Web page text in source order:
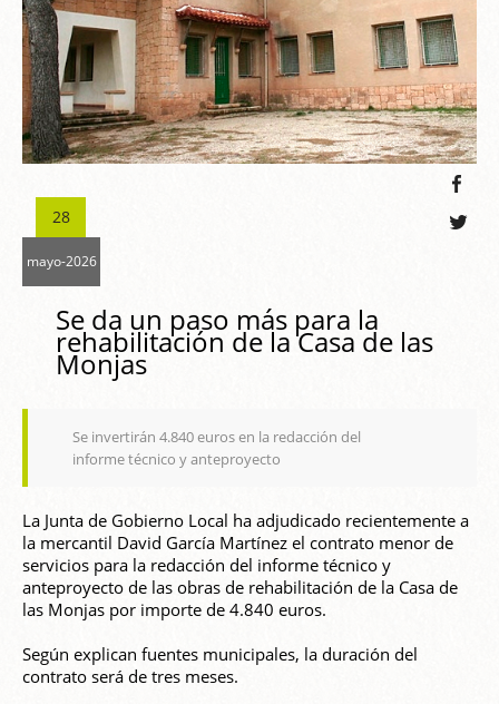
28
mayo-2026
Se da un paso más para la
rehabilitación de la Casa de las
Monjas
Se invertirán 4.840 euros en la redacción del
informe técnico y anteproyecto
La Junta de Gobierno Local ha adjudicado recientemente a
la mercantil David García Martínez el contrato menor de
servicios para la redacción del informe técnico y
anteproyecto de las obras de rehabilitación de la Casa de
las Monjas por importe de 4.840 euros.
Según explican fuentes municipales, la duración del
contrato será de tres meses.